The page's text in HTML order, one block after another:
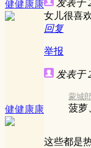
健健康康 发表于
女儿很喜
回复
举报
健健康康
发表于
蒙城
菠萝
这些都是